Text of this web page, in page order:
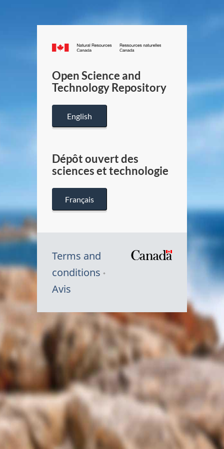
Canada.ca
/
Canada
Open Science and
Technology Repository
English
Dépôt ouvert des
sciences et technologie
Français
Terms and
conditions
Avis
Symbole
du
Canada